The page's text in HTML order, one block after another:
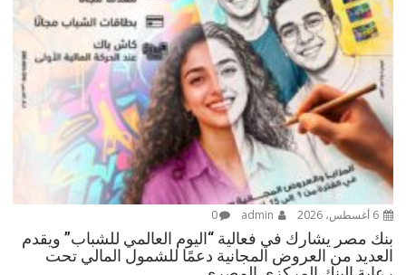
6 أغسطس، 2026 0
بنك مصر يشارك في فعالية “اليوم العالمي للشباب” ويقدم
العديد من العروض المجانية دعمًا للشمول المالي تحت